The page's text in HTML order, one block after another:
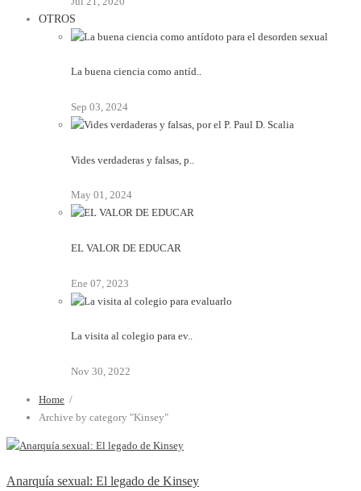
OTROS
La buena ciencia como antíd..
Sep 03, 2024
Vides verdaderas y falsas, p..
May 01, 2024
EL VALOR DE EDUCAR
Ene 07, 2023
La visita al colegio para ev..
Nov 30, 2022
Home /
Archive by category "Kinsey"
Anarquía sexual: El legado de Kinsey